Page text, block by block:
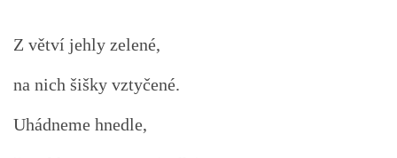
HÁDANKY K TÉMATU JARO, LÉTO, PODZIM,ZIMA
PÍSNĚ K TÉMATU JARO
Z větví jehly zelené,
na nich šišky vztyčené.
Uhádneme hnedle,